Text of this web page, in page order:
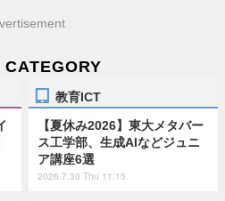
CATEGORY
教育ICT
【夏休み2026】東大メタバー
ス工学部、生成AIなどジュニ
ア講座6選
2026.7.30 Thu 11:15